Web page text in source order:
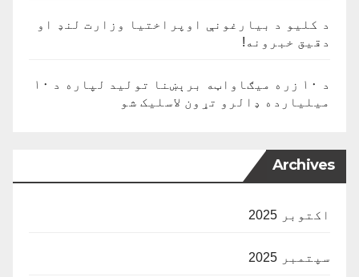
د کلیو د بیارغونې اوپراختیا وزارت لنډ او
دقیق خبرونه!
د ۱۰ زره میګاواټه برېښنا تولید لپاره د ۱۰
میلیارده ډالرو تړون لاسلیک شو
Archives
اکتوبر 2025
سپتمبر 2025